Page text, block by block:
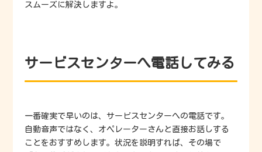
スムーズに解決しますよ。
サービスセンターへ電話してみる
一番確実で早いのは、サービスセンターへの電話です。
自動音声ではなく、オペレーターさんと直接お話しする
ことをおすすめします。状況を説明すれば、その場で